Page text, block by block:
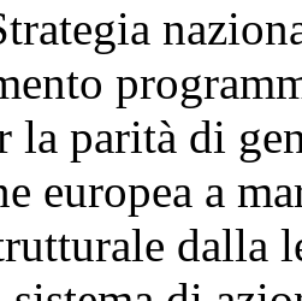
nazionale
la parità di
europea a
dalla